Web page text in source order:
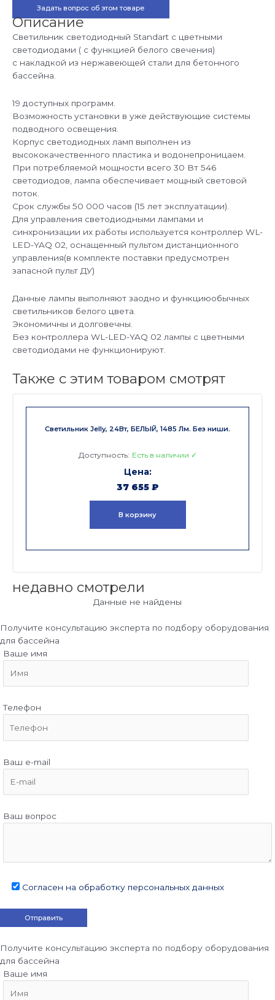
RGB,
БЕТОН,
накладка
нерж.сталь
Задать вопрос об этом товаре
Описание
Светильник светодиодный Standart с цветными
светодиодами ( с функцией белого свечения)
с накладкой из нержавеющей стали для бетонного
бассейна.
19 доступных программ.
Возможность установки в уже действующие системы
подводного освещения.
Корпус светодиодных ламп выполнен из
высококачественного пластика и водонепроницаем.
При потребляемой мощности всего 30 Вт 546
светодиодов, лампа обеспечивает мощный световой
поток.
Срок службы 50 000 часов (15 лет эксплуатации).
Для управления светодиодными лампами и
синхронизации их работы используется контроллер WL-
LED-YAQ 02, оснащенный пультом дистанционного
управления(в комплекте поставки предусмотрен
запасной пульт ДУ)
Данные лампы выполняют заодно и функциюобычных
светильников белого цвета.
Экономичны и долговечны.
Без контроллера WL-LED-YAQ 02 лампы с цветными
светодиодами не функционируют.
Также с этим товаром смотрят
Светильник Jelly, 24Вт, БЕЛЫЙ, 1485 Лм. Без ниши.
Доступность: Есть в наличии ✓
37 655 ₽
В корзину
недавно смотрели
Данные не найдены
Получите консультацию эксперта по подбору оборудования
для бассейна
Ваше имя
Телефон
Ваш e-mail
Ваш вопрос
Согласен на обработку персональных данных
Получите консультацию эксперта по подбору оборудования
для бассейна
Ваше имя